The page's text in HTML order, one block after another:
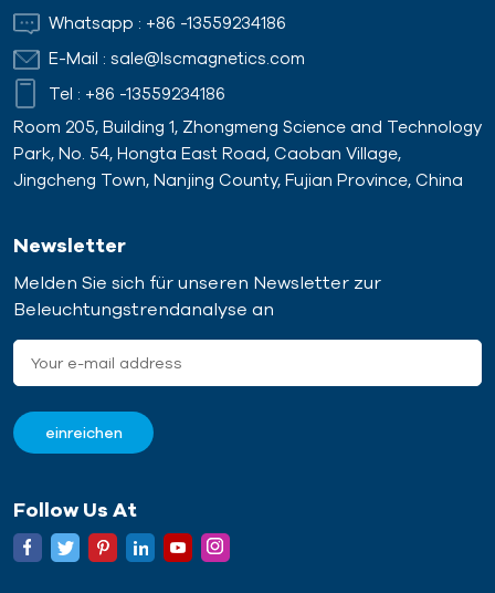
Whatsapp : +86 -13559234186
E-Mail : sale@lscmagnetics.com
Tel : +86 -13559234186
Room 205, Building 1, Zhongmeng Science and Technology
Park, No. 54, Hongta East Road, Caoban Village,
Jingcheng Town, Nanjing County, Fujian Province, China
Newsletter
Melden Sie sich für unseren Newsletter zur
Beleuchtungstrendanalyse an
Follow Us At